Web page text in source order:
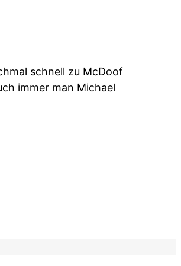
schnell zu McDoof
immer man Michael